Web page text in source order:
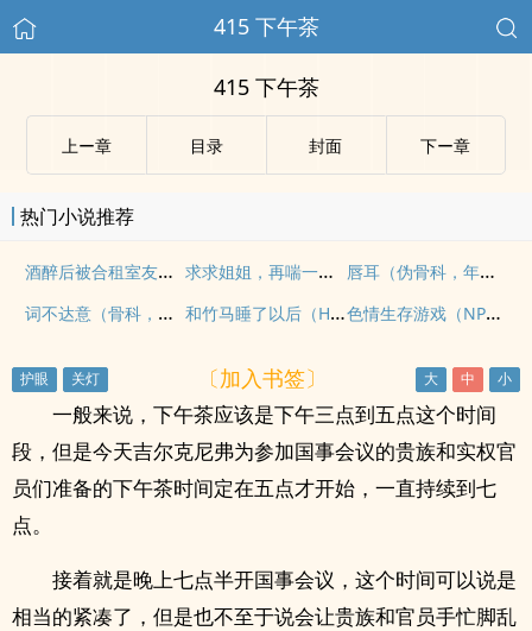
415 下午茶
415 下午茶
上ー章 目录 封面 下ー章
热门小说推荐
酒醉后被合租室友的男朋友睡了 求求姐姐，再喘一次（1v1，年下双洁，BG×GB）
唇耳（伪骨科，年上1v1）
词不达意（骨科，姐弟）
和竹马睡了以后（H） 色情生存游戏（NPH）
〔加入书签〕
一般来说，下午茶应该是下午三点到五点这个时间
段，但是今天吉尔克尼弗为参加国事会议的贵族和实权官
员们准备的下午茶时间定在五点才开始，一直持续到七
点。
接着就是晚上七点半开国事会议，这个时间可以说是
相当的紧凑了，但是也不至于说会让贵族和官员手忙脚乱